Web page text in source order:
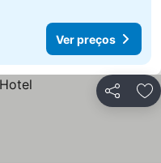
Ver preços
Partilhar